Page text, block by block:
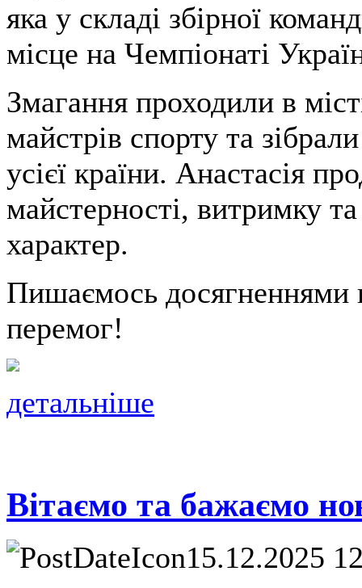
яка у складі збірної
місце на Чемпіонаті
Змагання проходили в
майстрів спорту та
усієї країни. Анастасія
майстерності, витримку
характер.
Пишаємось досягненнями
перемог!
детальніше
Вітаємо та бажаємо
15.12.2025